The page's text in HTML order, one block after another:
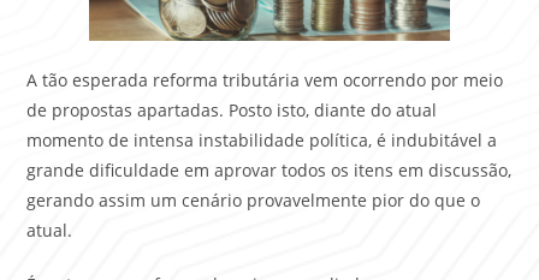
A tão esperada reforma tributária vem ocorrendo por meio
de propostas apartadas. Posto isto, diante do atual
momento de intensa instabilidade política, é indubitável a
grande dificuldade em aprovar todos os itens em discussão,
gerando assim um cenário provavelmente pior do que o
atual.